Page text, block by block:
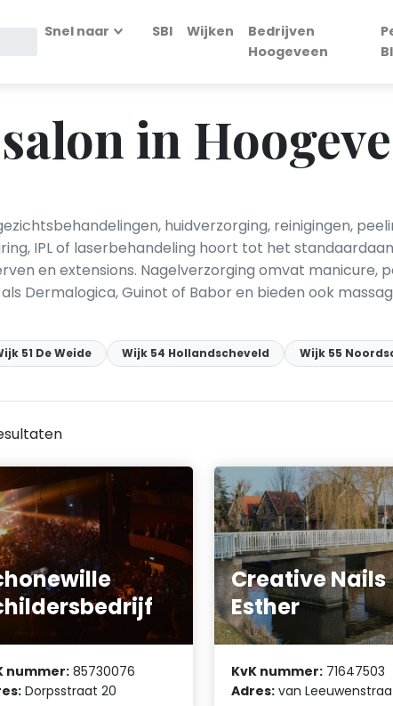
Snel naar SBI Wijken
Bedrijven
Hoogeveen
in
huidverzorging, reinigingen,
IPL of laserbehandeling hoort tot het
en extensions. Nagelverzorging omvat manicure,
Dermalogica, Guinot of Babor en bieden ook
51 De Weide Wijk 54 Hollandscheveld Wijk 55
nummer: 85730076
Dorpsstraat 20
Creative Nails
Esther
KvK nummer: 71647503
Adres: van